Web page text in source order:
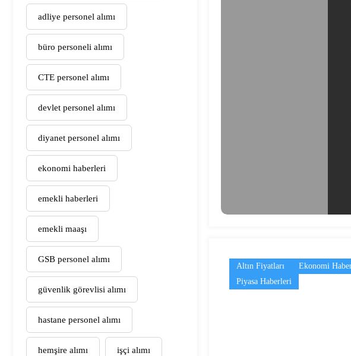
adliye personel alımı
büro personeli alımı
CTE personel alımı
devlet personel alımı
diyanet personel alımı
ekonomi haberleri
emekli haberleri
emekli maaşı
GSB personel alımı
güvenlik görevlisi alımı
hastane personel alımı
hemşire alımı işçi alımı
Altın Fiyatları
Ekonomi
Piyasa Haberleri